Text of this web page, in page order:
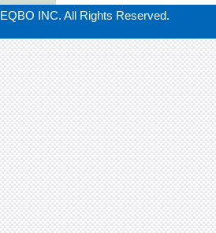
EQBO INC. All Rights Reserved.